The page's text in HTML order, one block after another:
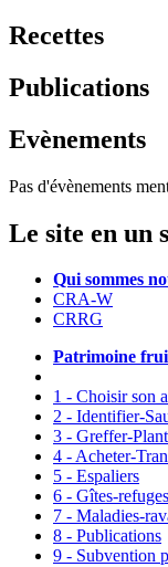
Recettes
Publications
Evènements
Pas d'évènements
Le site en un
Qui sommes
CRA-W
CRRG
Patrimoine
1 - Choisir son
2 - Identifier-
3 - Greffer-
4 - Acheter-
5 - Espaliers
6 - Gîtes-
7 - Maladies-
8 - Publications
9 - Subvention